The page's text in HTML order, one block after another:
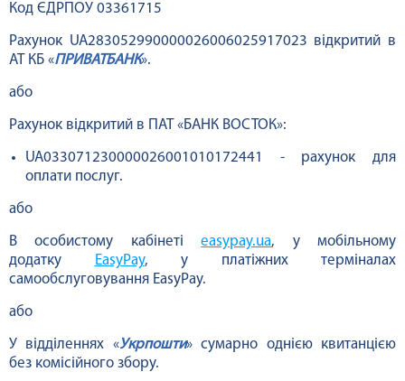
Код ЄДРПОУ 03361715
Рахунок UA283052990000026006025917023 відкритий в
АТ КБ «ПРИВАТБАНК».
або
Рахунок відкритий в ПАТ «БАНК ВОСТОК»:
UA033071230000026001010172441 - рахунок для
оплати послуг.
або
В особистому кабінетіeasypay.ua, у мобільному
додатку
EasyPay, у платіжних терміналах
самообслуговування EasyPay.
або
У відділеннях «Укрпошти» сумарно однією квитанцією
без комісійного збору.